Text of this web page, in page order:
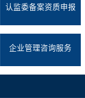
认监委备案资质申报
企业管理咨询服务